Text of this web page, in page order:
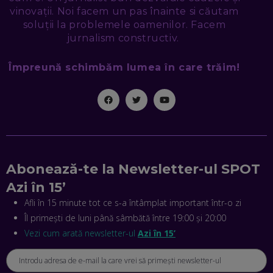
NICOLAE ȚIBRIGAN, DIGITAL FORENSIC TEAM: CUM ÎȚI DAI
SEAMA CĂ CINEVA ÎNCEARCĂ SĂ TE MANIPULEZE, ONLINE.
CE-AM ÎNVĂȚAT DIN EPISODUL GEORGESCU
EP. 46
EP. 44
CRISTIAN GROZEA, BEEFAST: PREGĂTIM CEL MAI BUN
DISPECERAT AUTOMAT DE PE PIAȚĂ! CUM POATE
REVOLUȚIONA LIVRĂRILE RAPIDE, DIN ROMÂNIA PÂNĂ ÎN
ASIA
EP. 43
ANDREI NICOARĂ, EXPERT ÎN E-GUVERNARE: N-O SĂ NE
MAI MEARGĂ PREA MULT CU MANȚOGĂRII! DACĂ NU NE
RESPECTĂM OBLIGAȚIILE EUROPENE, VOM AVEA
vinovații. Noi facem un pas înainte si căutam
soluții la problemele oamenilor. Facem
jurnalism constructiv.
Împreună schimbăm lumea în care trăim!
Abonează-te la Newsletter-ul SPOT
Azi în 15’
Afli în 15 minute tot ce s-a întâmplat important într-o zi
Îl primești de luni până sâmbătă între 19:00 și 20:00
Vezi cum arată newsletter-ul Azi în 15’